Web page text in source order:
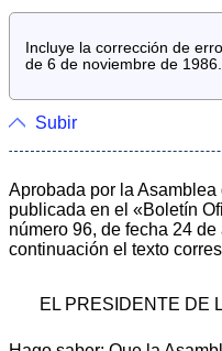
Incluye la corrección de
de 6 de noviembre de 1986.
Subir
Aprobada por la Asamblea
publicada en el «Boletín
número 96, de fecha 24
continuación el texto
EL PRESIDENTE DE